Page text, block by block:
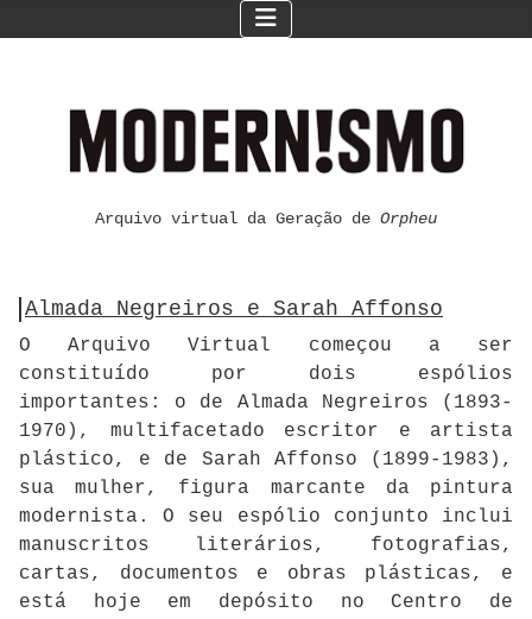
Arquivo virtual da Geração de Orpheu
Almada Negreiros e Sarah Affonso
O Arquivo Virtual começou a ser
constituído por dois espólios
importantes: o de Almada Negreiros (1893-
1970), multifacetado escritor e artista
plástico, e de Sarah Affonso (1899-1983),
sua mulher, figura marcante da pintura
modernista. O seu espólio conjunto inclui
manuscritos literários, fotografias,
cartas, documentos e obras plásticas, e
está hoje em depósito no Centro de